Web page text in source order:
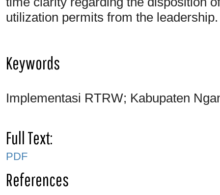
utilization permits from the
Keywords
Implementasi RTRW; Kabupaten
Full Text:
PDF
References